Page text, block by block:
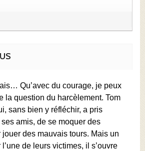
Qu’avec du courage, je peux
la question du harcèlement. Tom
sans bien y réfléchir, a pris
ses amis, de se moquer des
jouer des mauvais tours. Mais un
de leurs victimes, il s’ouvre